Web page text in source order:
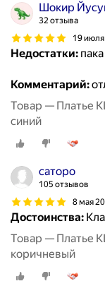
Шокир
32 отзыва
19
Недостатки:
Комментарий:
Товар — Платье
синий
саторо
105 отзывов
8 мая
Достоинства:
Товар — Платье
коричневый